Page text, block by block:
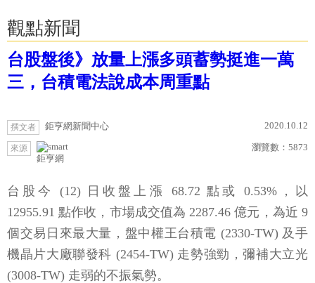
觀點新聞
台股盤後》放量上漲多頭蓄勢挺進一萬
三，台積電法說成本周重點
撰文者 鉅亨網新聞中心 2020.10.12
來源
鉅亨網
瀏覽數： 5873
台股今 (12) 日收盤上漲 68.72 點或 0.53%，以
12955.91 點作收，市場成交值為 2287.46 億元，為近 9
個交易日來最大量，盤中權王台積電 (2330-TW) 及手
機晶片大廠聯發科 (2454-TW) 走勢強勁，彌補大立光
(3008-TW) 走弱的不振氣勢。